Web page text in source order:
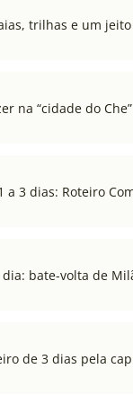
trilhas e um
na “cidade do Che”
a 3 dias: Roteiro
dia: bate-volta de
de 3 dias pela